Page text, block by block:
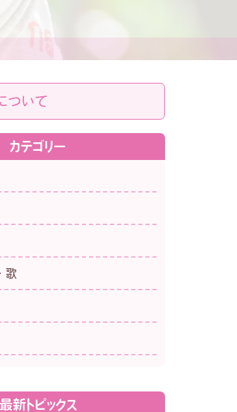
ついて
カテゴリー
歌
最新トピックス